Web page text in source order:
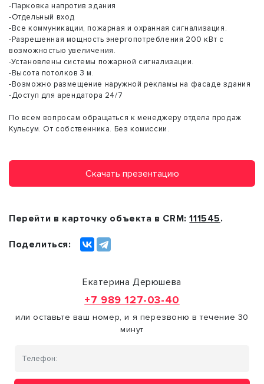
-Парковка напротив здания
-Отдельный вход
-Все коммуникации, пожарная и охранная сигнализация.
-Разрешенная мощность энергопотребления 200 кВт с
возможностью увеличения.
-Установлены системы пожарной сигнализации.
-Высота потолков 3 м.
-Возможно размещение наружной рекламы на фасаде здания
-Доступ для арендатора 24/7
По всем вопросам обращаться к менеджеру отдела продаж
Кульсум. От собственника. Без комиссии.
Скачать презентацию
Перейти в карточку объекта в CRM:111545.
Поделиться:
Екатерина Дерюшева
+7 989 127-03-40
или оставьте ваш номер, и я перезвоню в течение 30
минут